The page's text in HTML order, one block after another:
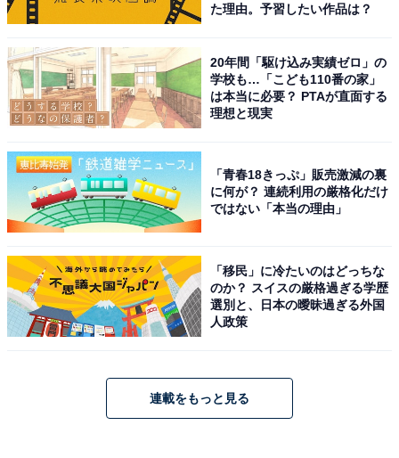
た理由。予習したい作品は？
20年間「駆け込み実績ゼロ」の
学校も…「こども110番の家」
は本当に必要？ PTAが直面する
理想と現実
「青春18きっぷ」販売激減の裏
に何が？ 連続利用の厳格化だけ
ではない「本当の理由」
「移民」に冷たいのはどっちな
のか？ スイスの厳格過ぎる学歴
選別と、日本の曖昧過ぎる外国
人政策
連載をもっと見る